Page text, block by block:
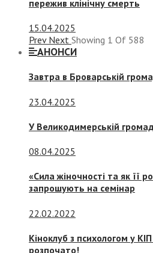
пережив клінічну смерть
15.04.2025
Prev Next Showing 1 Of 588
АНОНСИ
Завтра в Броварській
23.04.2025
У Великодимерській
08.04.2025
«Сила жіночності та як її
запрошують на семінар
22.02.2022
Кіноклуб з психологом у
розпочато!